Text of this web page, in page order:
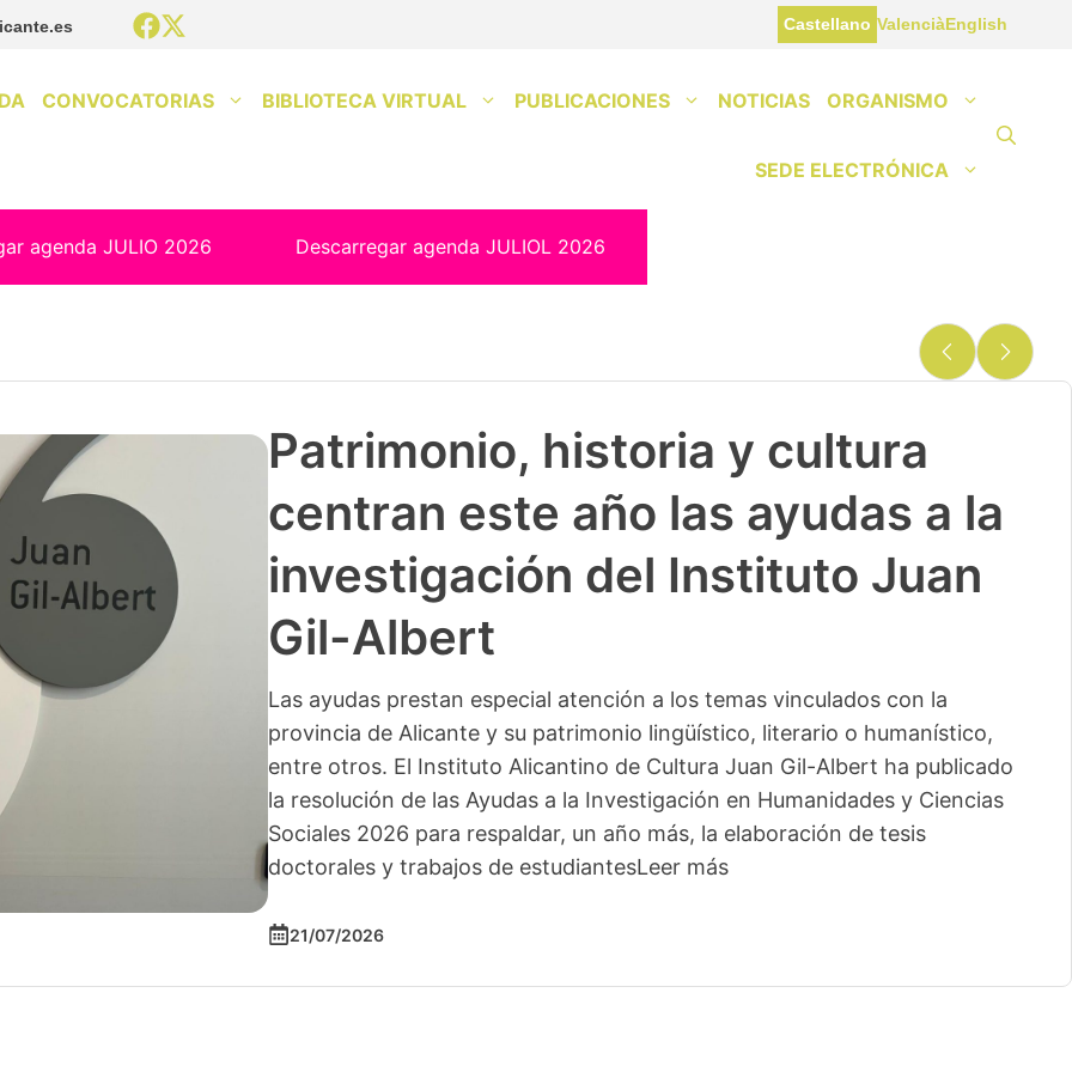
Castellano ValenciàEnglish
CONVOCATORIAS BIBLIOTECA VIRTUAL PUBLICACIONES NOTICIAS ORGANISMO
SEDE ELECTRÓNICA
agenda JULIO 2026 Descarregar agenda JULIOL 2026
Patrimonio, historia y cultura
centran este año las ayudas a la
investigación del Instituto Juan
Gil-Albert
Las ayudas prestan especial atención a los temas vinculados con la
provincia de Alicante y su patrimonio lingüístico, literario o humanístico,
entre otros. El Instituto Alicantino de Cultura Juan Gil-Albert ha publicado
la resolución de las Ayudas a la Investigación en Humanidades y Ciencias
Sociales 2026 para respaldar, un año más, la elaboración de tesis
doctorales y trabajos de estudiantesLeer más
21/07/2026